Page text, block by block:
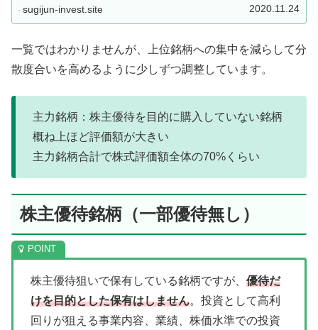
sugijun-invest.site 2020.11.24
一覧ではわかりませんが、上位銘柄への集中を減らして分
散度合いを高めるように少しずつ調整しています。
主力銘柄：株主優待を目的に購入していない銘柄
概ね上ほど評価額が大きい
主力銘柄合計で株式評価額全体の70%くらい
株主優待銘柄（一部優待無し）
株主優待狙いで保有している銘柄ですが、 優待だ
けを目的とした保有はしません。投資として高利
回りが狙える事業内容、業績、株価水準での投資